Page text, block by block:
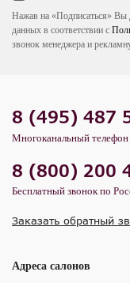
Нажав на «Подписаться» Вы
данных в соответствии с
звонок менеджера и
8 (495) 487
Многоканальный телефон
8 (800) 200
Бесплатный звонок по
Заказать обратный
Адреса салонов